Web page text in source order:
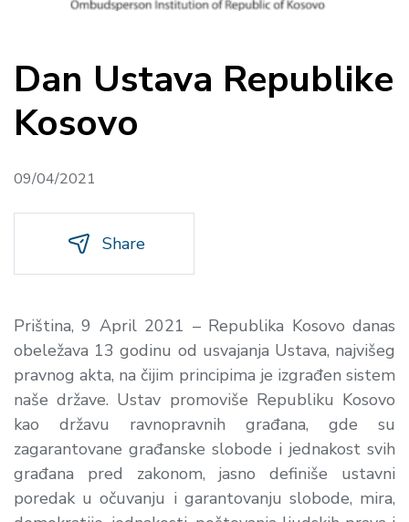
Dan Ustava Republike
Kosovo
09/04/2021
Share
Priština, 9 April 2021 – Republika Kosovo danas
obeležava 13 godinu od usvajanja Ustava, najvišeg
pravnog akta, na čijim principima je izgrađen sistem
naše države. Ustav promoviše Republiku Kosovo
kao državu ravnopravnih građana, gde su
zagarantovane građanske slobode i jednakost svih
građana pred zakonom, jasno definiše ustavni
poredak u očuvanju i garantovanju slobode, mira,